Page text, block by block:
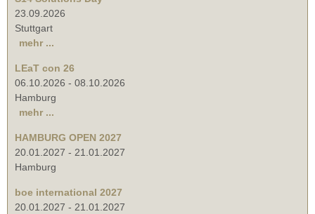
23.09.2026
Stuttgart
mehr ...
LEaT con 26
06.10.2026 - 08.10.2026
Hamburg
mehr ...
HAMBURG OPEN 2027
20.01.2027 - 21.01.2027
Hamburg
boe international 2027
20.01.2027 - 21.01.2027